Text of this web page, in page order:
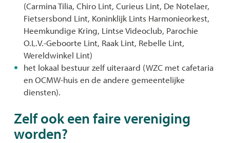
(Carmina Tilia, Chiro Lint, Curieus Lint, De Notelaer,
Fietsersbond Lint, Koninklijk Lints Harmonieorkest,
Heemkundige Kring, Lintse Videoclub, Parochie
O.L.V.-Geboorte Lint, Raak Lint, Rebelle Lint,
Wereldwinkel Lint)
het lokaal bestuur zelf uiteraard (WZC met cafetaria
en OCMW-huis en de andere gemeentelijke
diensten).
Zelf ook een faire vereniging
worden?